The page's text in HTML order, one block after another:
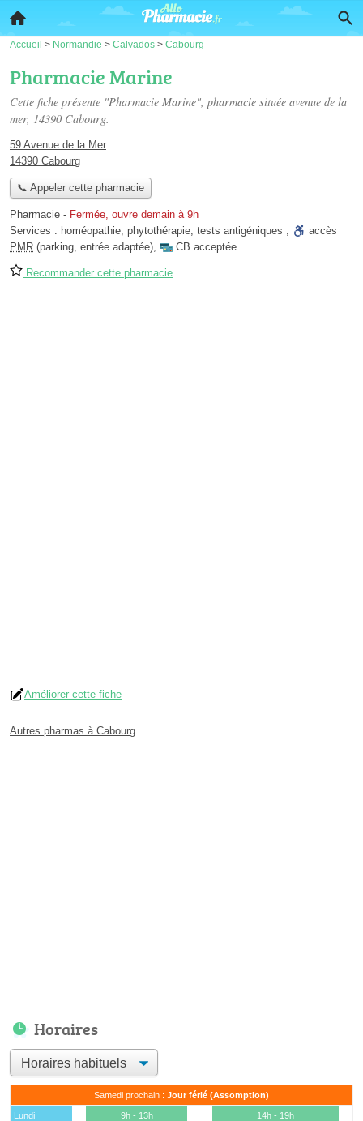
Accueil > Normandie > Calvados > Cabourg
Pharmacie Marine
Cette fiche présente "Pharmacie Marine", pharmacie située avenue de la
mer, 14390 Cabourg.
59 Avenue de la Mer
14390 Cabourg
📞 Appeler cette pharmacie
Pharmacie - Fermée, ouvre demain à 9h
Services : homéopathie, phytothérapie, tests antigéniques ,
accès
PMR (parking, entrée adaptée), CB acceptée
Recommander cette pharmacie
Améliorer cette fiche
Autres pharmas à Cabourg
Horaires
Samedi prochain : Jour férié (Assomption)
Lundi 9h - 13h
14h - 19h